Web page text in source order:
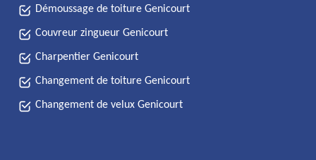
Démoussage de toiture Genicourt
Couvreur zingueur Genicourt
Charpentier Genicourt
Changement de toiture Genicourt
Changement de velux Genicourt